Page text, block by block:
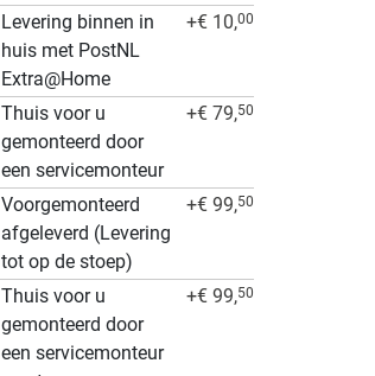
Levering binnen in
huis met PostNL
Extra@Home
+€ 10,00
Thuis voor u
gemonteerd door
een servicemonteur
+€ 79,50
Voorgemonteerd
afgeleverd (Levering
tot op de stoep)
+€ 99,50
Thuis voor u
gemonteerd door
een servicemonteur
+€ 99,50